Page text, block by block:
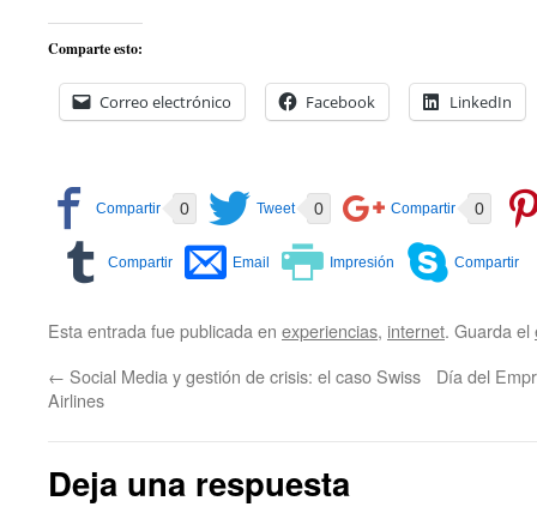
Comparte esto:
Correo electrónico Facebook LinkedIn
0 0 0
Esta entrada fue publicada en experiencias, internet. Guarda el
← Social Media y gestión de crisis: el caso Swiss
Airlines
Día del
Deja una respuesta